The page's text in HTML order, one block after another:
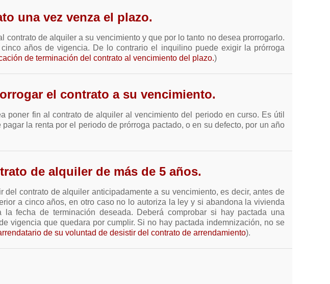
una vez venza el plazo.
de alquiler a su vencimiento y que por lo tanto no desea prorrogarlo.
años de vigencia. De lo contrario el inquilino puede exigir la prórroga
de terminación del contrato al vencimiento del plazo.)
el contrato a su vencimiento.
poner fin al contrato de alquiler al vencimiento del periodo en curso. Es útil
la renta por el periodo de prórroga pactado, o en su defecto, por un año
de alquiler de más de 5 años.
contrato de alquiler anticipadamente a su vencimiento, es decir, antes de
a cinco años, en otro caso no lo autoriza la ley y si abandona la vivienda
fecha de terminación deseada. Deberá comprobar si hay pactada una
vigencia que quedara por cumplir. Si no hay pactada indemnización, no se
de su voluntad de desistir del contrato de arrendamiento).